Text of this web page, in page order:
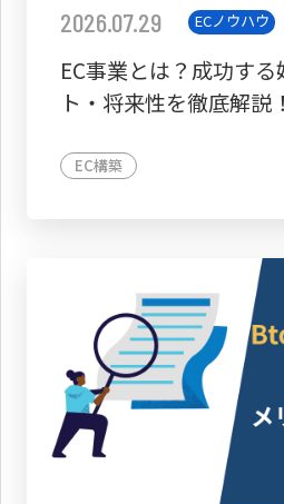
2026.07.29 ECノウハウ
EC事業とは？成功す
ト・将来性を徹底解説！
EC構築